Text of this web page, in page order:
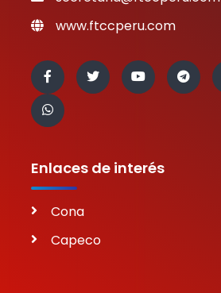
www.ftccperu.com
Enlaces de interés
Cona
Capeco